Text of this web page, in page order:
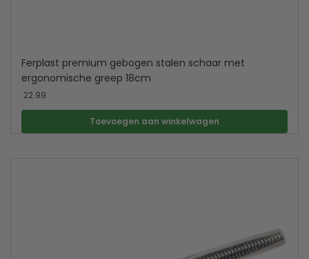
Ferplast premium gebogen stalen schaar met
ergonomische greep 18cm
22.99
Toevoegen aan winkelwagen